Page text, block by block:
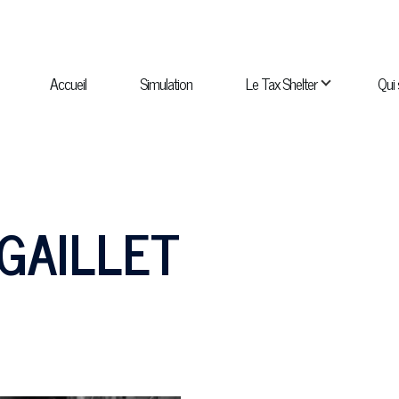
Accueil Simulation Le Tax Shelter
navigation Qui sommes-nous ?sous-navigation Catalogue